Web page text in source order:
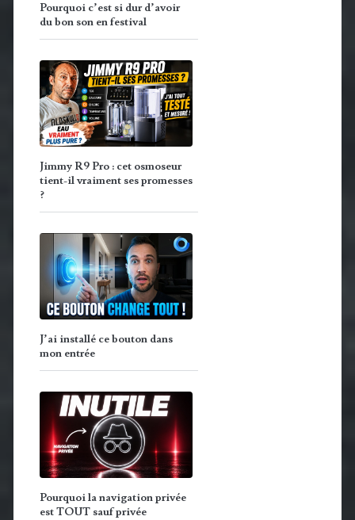
Pourquoi c’est si dur d’avoir
du bon son en festival
Jimmy R9 Pro : cet osmoseur
tient-il vraiment ses promesses
?
J’ai installé ce bouton dans
mon entrée
Pourquoi la navigation privée
est TOUT sauf privée